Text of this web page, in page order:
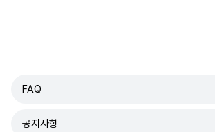
FAQ
공지사항